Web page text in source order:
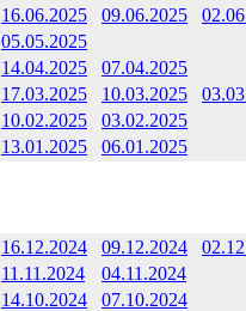
16.06.2025 09.06.2025
05.05.2025
14.04.2025
07.04.2025
17.03.2025 10.03.2025
10.02.2025
03.02.2025
13.01.2025 06.01.2025
16.12.2024 09.12.2024
11.11.2024
04.11.2024
14.10.2024
07.10.2024